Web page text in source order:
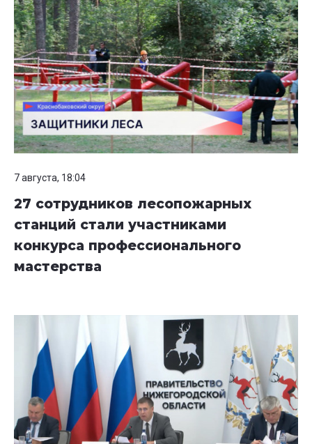
7 августа, 18:04
27 сотрудников лесопожарных
станций стали участниками
конкурса профессионального
мастерства